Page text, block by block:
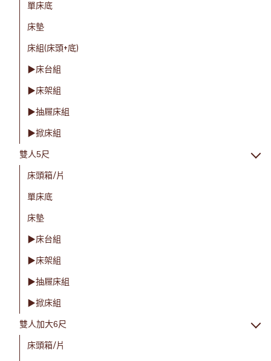
單床底
床墊
床組(床頭+底)
▶床台組
▶床架組
▶抽屜床組
▶掀床組
雙人5尺
床頭箱/片
單床底
床墊
▶床台組
▶床架組
▶抽屜床組
▶掀床組
雙人加大6尺
床頭箱/片